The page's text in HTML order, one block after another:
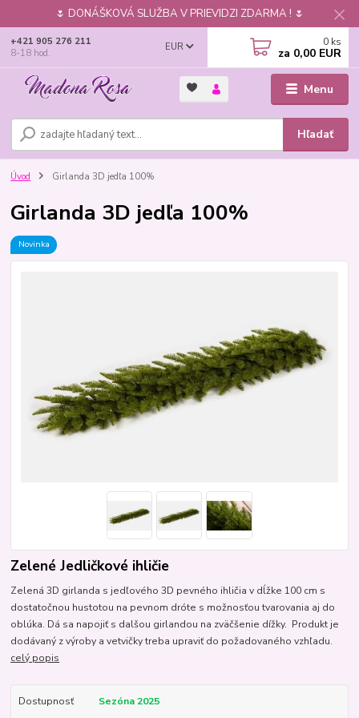
🌷 DONÁŠKOVÁ SLUŽBA V PRIEVIDZI ZDARMA ! 🌷
Menu
EUR
Hľadať
+421 905 276 211
8-18 hod.
0 ks
za 0,00 EUR
Úvod Girlanda 3D jedľa 100%
Girlanda 3D jedľa 100%
Novinka
Zelené Jedličkové ihličie
Zelená 3D girlanda s jedľového 3D pevného ihličia v dĺžke 100 cm s
dostatočnou hustotou na pevnom dróte s možnosťou tvarovania aj do
oblúka. Dá sa napojiť s dalšou girlandou na zväčšenie dížky. Produkt je
dodávaný z výroby a vetvičky treba upraviť do požadovaného vzhľadu.
celý popis
Dostupnosť Sezóna 2025